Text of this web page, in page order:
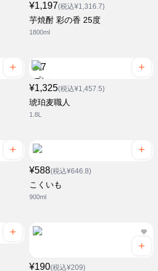
¥1,197(税込¥1,316.7)
芋焼酎 彩の香 25度
1800ml
¥1,325(税込¥1,457.5)
琥珀麦職人
1.8L
¥588(税込¥646.8)
こくいも
900ml
¥190(税込¥209)